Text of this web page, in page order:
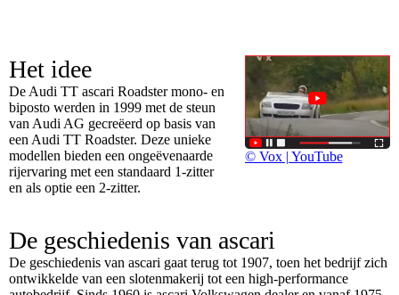
© Vox | YouTube
Het idee
De Audi TT ascari Roadster mono- en
biposto werden in 1999 met de steun
van Audi AG gecreëerd op basis van
een Audi TT Roadster. Deze unieke
modellen bieden een ongeëvenaarde
rijervaring met een standaard 1-zitter
en als optie een 2-zitter.
De geschiedenis van ascari
De geschiedenis van ascari gaat terug tot 1907, toen het bedrijf zich
ontwikkelde van een slotenmakerij tot een high-performance